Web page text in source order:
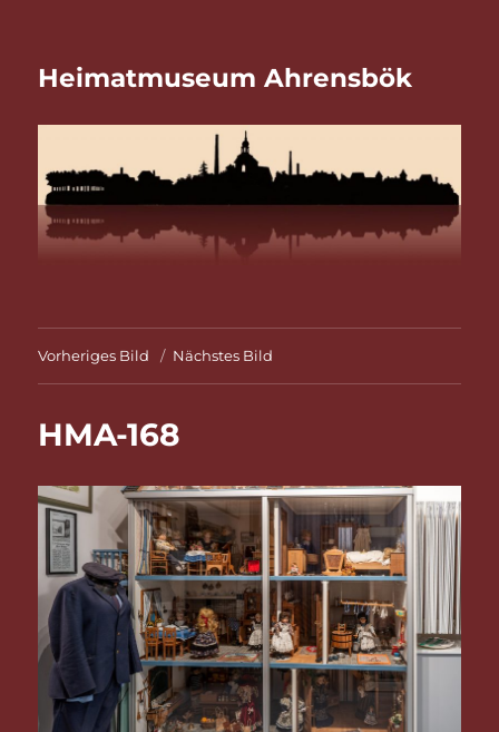
Heimatmuseum Ahrensbök
Vorheriges Bild Nächstes Bild
HMA-168